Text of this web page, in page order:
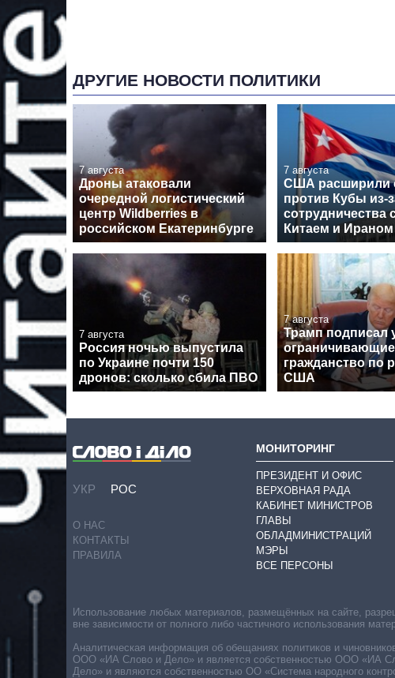
ДРУГИЕ НОВОСТИ ПОЛИТИКИ
7 августа
Дроны атаковали
очередной логистический
центр Wildberries в
российском Екатеринбурге
7 августа
США расширили
против Кубы из-
сотрудничества
Китаем и Ираном
7 августа
Россия ночью выпустила
по Украине почти 150
дронов: сколько сбила ПВО
7 августа
Трамп подписал
гражданство по
США
УКР РОС
О НАС
КОНТАКТЫ
ПРАВИЛА
МОНИТОРИНГ
ПРЕЗИДЕНТ И ОФИС
ВЕРХОВНАЯ РАДА
КАБИНЕТ МИНИСТРОВ
ГЛАВЫ
ОБЛАДМИНИСТРАЦИЙ
МЭРЫ
ВСЕ ПЕРСОНЫ
Использование любых материалов, размещённых на сайте,
вне зависимости от полного либо частичного использования
Аналитическая информация об обещаниях политиков и
ООО «ИА Слово и Дело» и является собственностью ООО «ИА
Дело» и являются собственностью ОО «Система народного